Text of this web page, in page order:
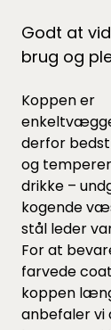
Godt at
brug og
Koppen er
derfor
og
drikke –
kogende
stål leder
For at
farvede
koppen
anbefaler vi